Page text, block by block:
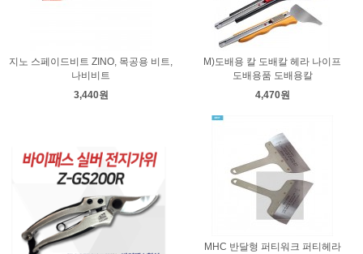
지노 스페이드비트 ZINO, 목공용 비트,
나비비트
3,440원
M)도배용 칼 도배칼 헤라 나이프
도배용품 도배용칼
4,470원
MHC 반달형 퍼티워크 퍼티헤라